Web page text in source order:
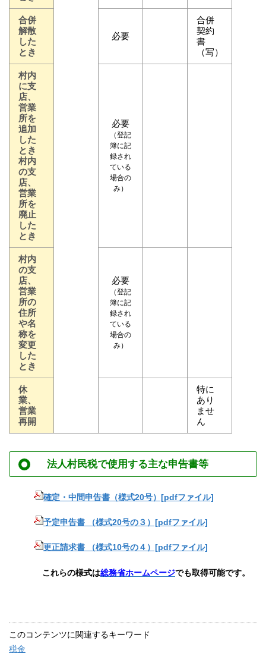
合併
解散
した
とき
必要
合併
契約
書
（写）
村内
に支
店、
営業
所を
追加
した
とき
村内
の支
店、
営業
所を
廃止
した
とき
必要
（登記
簿に記
録され
ている
場合の
み）
村内
の支
店、
営業
所の
住所
や名
称を
変更
した
とき
必要
（登記
簿に記
録され
ている
場合の
み）
休
業、
営業
再開
特に
あり
ませ
ん
法人村民税で使用する主な申告書等
確定・中間申告書（様式20号）[pdfファイル]
予定申告書 （様式20号の３）[pdfファイル]
更正請求書 （様式10号の４）[pdfファイル]
これらの様式は総務省ホームページでも取得可能です。
このコンテンツに関連するキーワード
税金